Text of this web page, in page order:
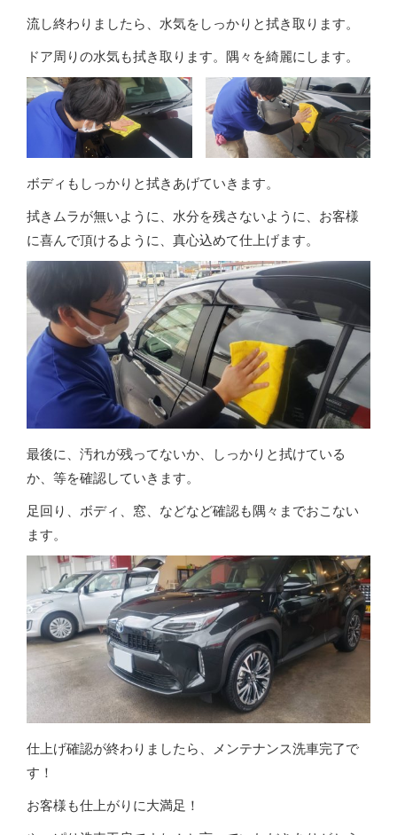
流し終わりましたら、水気をしっかりと拭き取ります。
ドア周りの水気も拭き取ります。隅々を綺麗にします。
ボディもしっかりと拭きあげていきます。
拭きムラが無いように、水分を残さないように、お客様
に喜んで頂けるように、真心込めて仕上げます。
最後に、汚れが残ってないか、しっかりと拭けている
か、等を確認していきます。
足回り、ボディ、窓、などなど確認も隅々までおこない
ます。
仕上げ確認が終わりましたら、メンテナンス洗車完了で
す！
お客様も仕上がりに大満足！